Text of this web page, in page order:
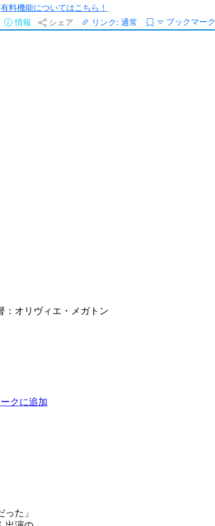
有料機能についてはこちら！
情報
シェア リンク: 通常 ブックマーク